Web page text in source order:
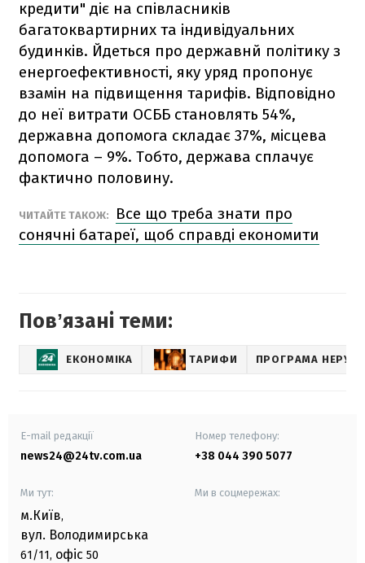
кредити" діє на співласників
багатоквартирних та індивідуальних
будинків. Йдеться про державнй політику з
енергоефективності, яку уряд пропонує
взамін на підвищення тарифів. Відповідно
до неї витрати ОСББ становлять 54%,
державна допомога складає 37%, місцева
допомога – 9%. Тобто, держава сплачує
фактично половину.
ЧИТАЙТЕ ТАКОЖ:
Все що треба знати про
сонячні батареї, щоб справді економити
Повʼязані теми:
ЕКОНОМІКА ТАРИФИ ПРОГРАМА
E-mail редакції
news24@24tv.com.ua
Номер телефону:
+38 044 390 5077
Ми тут:
м.Київ,
вул. Володимирська
61/11, офіс 50
Ми в соцмережах: